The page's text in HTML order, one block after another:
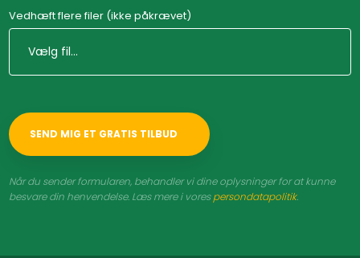
Vedhæft flere filer (ikke påkrævet)
Når du sender formularen, behandler vi dine oplysninger for at kunne
besvare din henvendelse. Læs mere i vorespersondatapolitik.​​